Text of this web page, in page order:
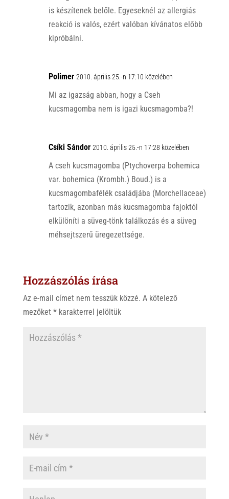
is készítenek belőle. Egyeseknél az allergiás
reakció is valós, ezért valóban kívánatos előbb
kipróbálni.
Polimer 2010. április 25.-n 17:10 közelében
Mi az igazság abban, hogy a Cseh
kucsmagomba nem is igazi kucsmagomba?!
Csíki Sándor 2010. április 25.-n 17:28 közelében
A cseh kucsmagomba (Ptychoverpa bohemica
var. bohemica (Krombh.) Boud.) is a
kucsmagombafélék családjába (Morchellaceae)
tartozik, azonban más kucsmagomba fajoktól
elkülöníti a süveg-tönk találkozás és a süveg
méhsejtszerű üregezettsége.
Hozzászólás írása
Az e-mail címet nem tesszük közzé. A kötelező
mezőket *karakterrel jelöltük